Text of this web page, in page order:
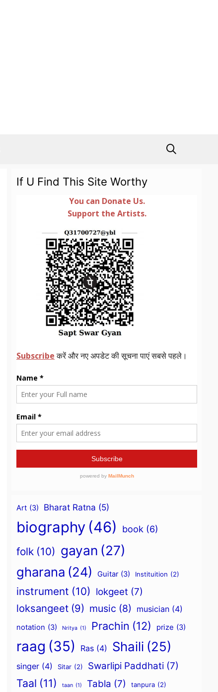
If U Find This Site Worthy
Art (3) Bharat Ratna (5)
biography (46) book (6)
folk (10) gayan (27)
gharana (24) Guitar (3) Instituition (2)
instrument (10) lokgeet (7)
loksangeet (9) music (8) musician (4)
notation (3) Nritya (1) Prachin (12) prize (3)
raag (35) Ras (4) Shaili (25)
singer (4) Sitar (2) Swarlipi Paddhati (7)
Taal (11) taan (1) Tabla (7) tanpura (2)